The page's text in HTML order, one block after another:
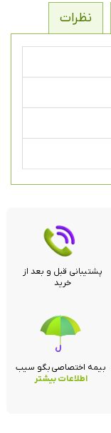
نظرات
پشتیبانی قبل و بعد از
خرید
بیمه اختصاصی بگو سیب
اطلاعات بیشتر